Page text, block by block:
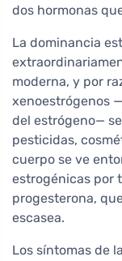
dos hormonas
La dominancia
moderna, y por
xenoestrógenos
del estrógeno—
pesticidas,
cuerpo se ve
estrogénicas por
progesterona,
escasea.
Los síntomas de